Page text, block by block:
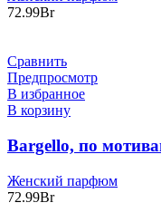
72.99Br
Сравнить
Предпросмотр
В избранное
В корзину
Bargello, по
Женский парфюм
72.99Br